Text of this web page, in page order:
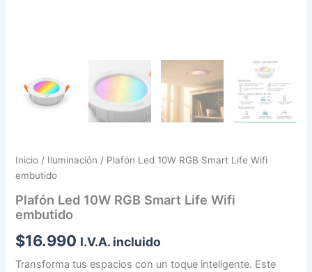
Inicio / Iluminación / Plafón Led 10W RGB Smart Life Wifi
embutido
Plafón Led 10W RGB Smart Life Wifi
embutido
$16.990 I.V.A. incluido
Transforma tus espacios con un toque inteligente. Este